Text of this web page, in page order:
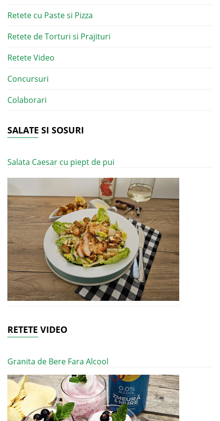
Retete cu Paste si Pizza
Retete de Torturi si Prajituri
Retete Video
Concursuri
Colaborari
SALATE SI SOSURI
Salata Caesar cu piept de pui
RETETE VIDEO
Granita de Bere Fara Alcool